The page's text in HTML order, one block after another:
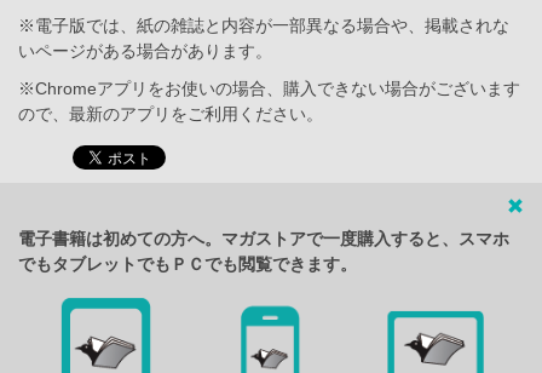
※電子版では、紙の雑誌と内容が一部異なる場合や、掲載されな
いページがある場合があります。
※Chromeアプリをお使いの場合、購入できない場合がございます
ので、最新のアプリをご利用ください。
電子書籍は初めての方へ。マガストアで一度購入すると、スマホ
でもタブレットでもＰＣでも閲覧できます。